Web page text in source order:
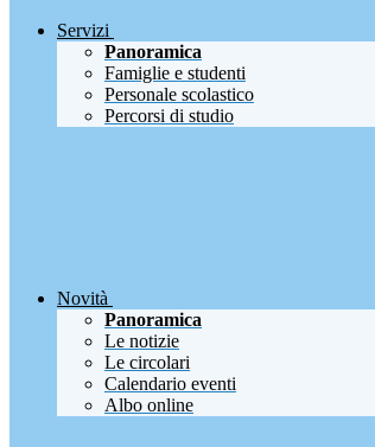
Servizi
Panoramica
Famiglie e studenti
Personale scolastico
Percorsi di studio
Novità
Panoramica
Le notizie
Le circolari
Calendario eventi
Albo online